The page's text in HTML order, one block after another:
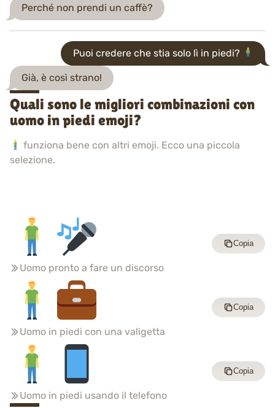
Perché non prendi un caffè?
Puoi credere che stia solo lì in piedi?
Già, è così strano!
Quali sono le migliori combinazioni con
uomo in piedi emoji?
funziona bene con altri emoji. Ecco una piccola
selezione.
Uomo pronto a fare un discorso
Copia
Uomo in piedi con una valigetta
Copia
Uomo in piedi usando il telefono
Copia